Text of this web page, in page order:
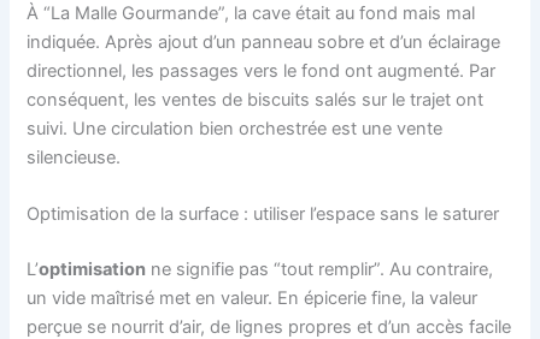
À “La Malle Gourmande”, la cave était au fond mais mal
indiquée. Après ajout d’un panneau sobre et d’un éclairage
directionnel, les passages vers le fond ont augmenté. Par
conséquent, les ventes de biscuits salés sur le trajet ont
suivi. Une circulation bien orchestrée est une vente
silencieuse.
Optimisation de la surface : utiliser l’espace sans le saturer
L’optimisation ne signifie pas “tout remplir”. Au contraire,
un vide maîtrisé met en valeur. En épicerie fine, la valeur
perçue se nourrit d’air, de lignes propres et d’un accès facile